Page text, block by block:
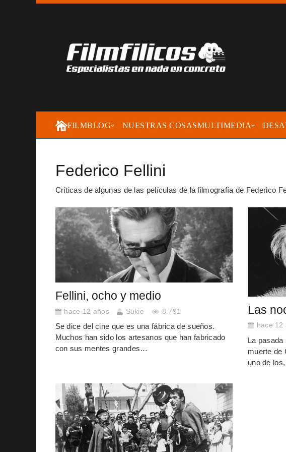
FILMBLOG NUESTRAS COSASMULTIMEDIA
Federico Fellini
Críticas de algunas de las películas de la filmografía de Federico
Fellini, ocho y medio
hace 12 años Sukie 8.791
Se dice del cine que es una fábrica de sueños.
Muchos han sido los artesanos que han fabricado
con sus mentes grandes…
Las
hace 12
La
muerte de
uno de